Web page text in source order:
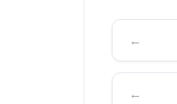
←
←